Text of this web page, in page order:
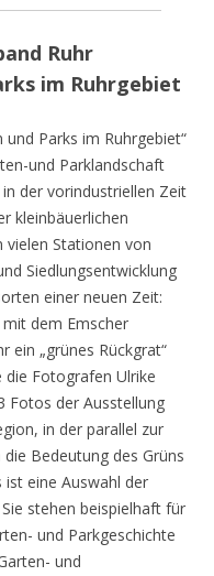
Ruhr
im Ruhrgebiet
und Parks im Ruhrgebiet“
und Parklandschaft
der vorindustriellen Zeit
kleinbäuerlichen
vielen Stationen von
Siedlungsentwicklung
einer neuen Zeit:
dem Emscher
ein „grünes Rückgrat“
die Fotografen Ulrike
Fotos der Ausstellung
in der parallel zur
Bedeutung des Grüns
eine Auswahl der
stehen beispielhaft für
und Parkgeschichte
und